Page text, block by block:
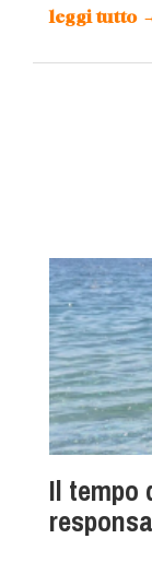
leggi tutto
Il tempo